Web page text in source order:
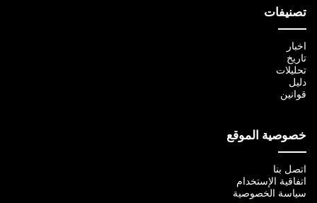
تصنيفات
اخبار
تاريخ
تحليلات
دليل
قوانين
خصوصية الموقع
اتصل بنا
اتفاقية الإستخدام
سياسة الخصوصية